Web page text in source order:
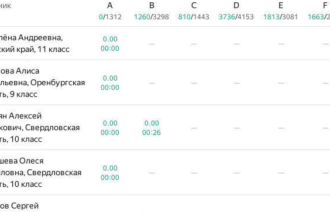
A
0/1312
B
1260/3298
C
810/1443
D
3736/4153
E
1813/3081
F
1663/
Андреевна,
край, 11 класс
0.00
00:00
— — — — —
Алиса
Оренбургская
9 класс
0.00
00:00
— — — — —
Алексей
Свердловская
10 класс
0.00
00:00
0.00
00:26
— — — —
Олеся
Свердловская
10 класс
0.00
00:00
— — — — —
Сергей